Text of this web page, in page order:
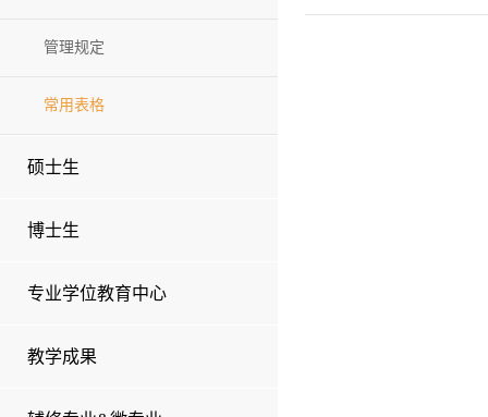
管理规定
常用表格
硕士生
博士生
专业学位教育中心
教学成果